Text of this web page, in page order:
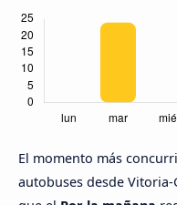
El momento más
autobuses desde